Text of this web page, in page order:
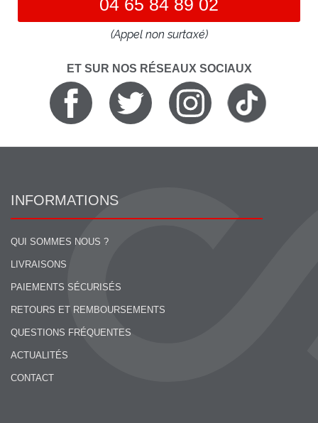
04 65 84 89 02
(Appel non surtaxé)
ET SUR NOS RÉSEAUX SOCIAUX
INFORMATIONS
QUI SOMMES NOUS ?
LIVRAISONS
PAIEMENTS SÉCURISÉS
RETOURS ET REMBOURSEMENTS
QUESTIONS FRÉQUENTES
ACTUALITÉS
CONTACT